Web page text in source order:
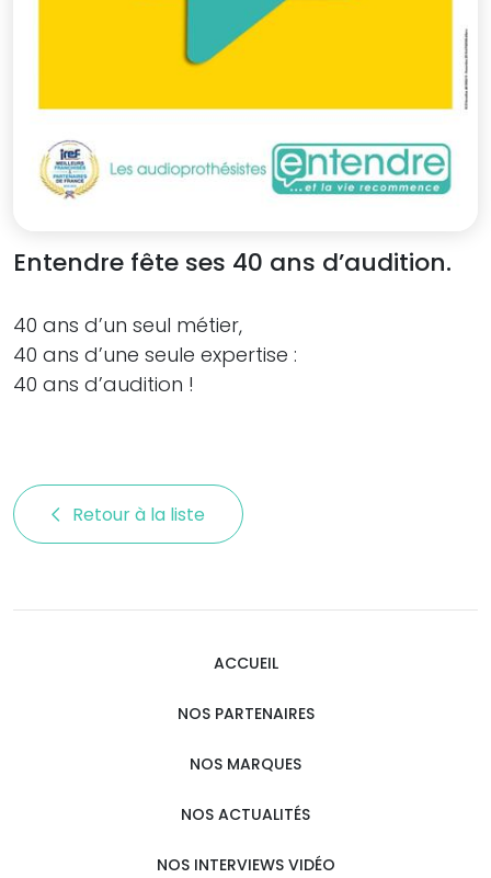
Entendre fête ses 40 ans d’audition.
40 ans d’un seul métier,
40 ans d’une seule expertise :
40 ans d’audition !
Retour à la liste
ACCUEIL
NOS PARTENAIRES
NOS MARQUES
NOS ACTUALITÉS
NOS INTERVIEWS VIDÉO